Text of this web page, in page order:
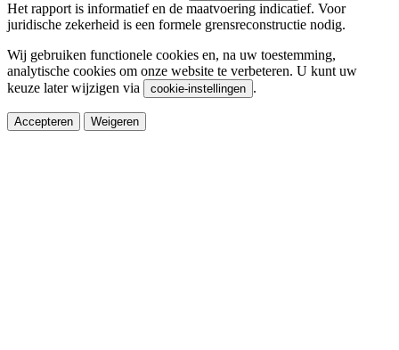
Het rapport is informatief en de maatvoering indicatief. Voor
juridische zekerheid is een formele grensreconstructie nodig.
Wij gebruiken functionele cookies en, na uw toestemming,
analytische cookies om onze website te verbeteren. U kunt uw
keuze later wijzigen via
cookie-instellingen .
Accepteren Weigeren